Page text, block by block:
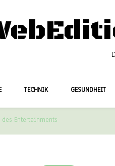
TECHNIK GESUNDHEIT
Entertainments